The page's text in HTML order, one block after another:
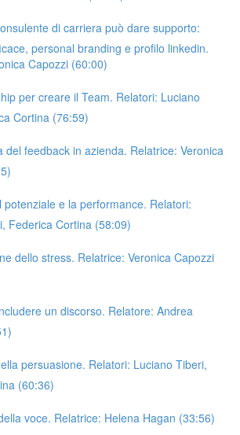
di carriera può dare supporto:
personal branding e profilo linkedin.
Capozzi (60:00)
per creare il Team. Relatori: Luciano
Cortina (76:59)
del feedback in azienda. Relatrice: Veronica
potenziale e la performance. Relatori:
Federica Cortina (58:09)
dello stress. Relatrice: Veronica Capozzi
un discorso. Relatore: Andrea
persuasione. Relatori: Luciano Tiberi,
(60:36)
voce. Relatrice: Helena Hagan (33:56)